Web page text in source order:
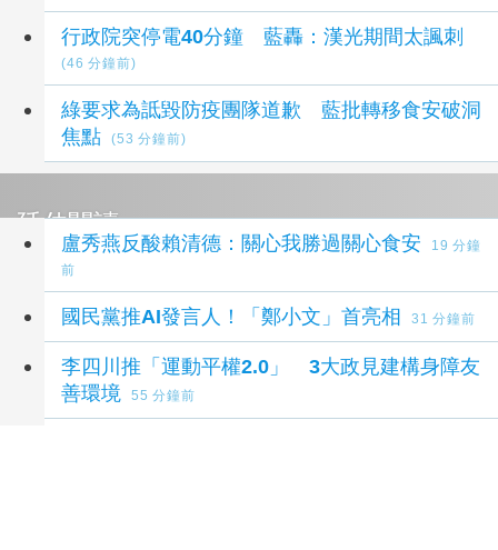
行政院突停電40分鐘 藍轟：漢光期間太諷刺
(46 分鐘前)
綠要求為詆毀防疫團隊道歉 藍批轉移食安破洞
焦點
(53 分鐘前)
延伸閱讀
盧秀燕反酸賴清德：關心我勝過關心食安
19 分鐘
前
國民黨推AI發言人！「鄭小文」首亮相 31 分鐘前
李四川推「運動平權2.0」 3大政見建構身障友
善環境
55 分鐘前